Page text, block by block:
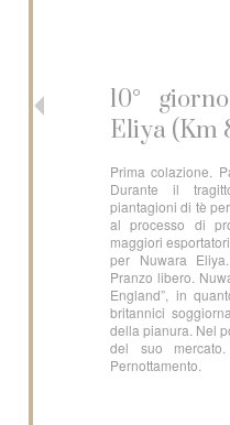
10°
Eliya (Km
Prima colazione.
Durante il
piantagioni di tè
al processo di
maggiori
per Nuwara
Pranzo libero.
England”, in
britannici
della pianura. Nel
del suo
Pernottamento.